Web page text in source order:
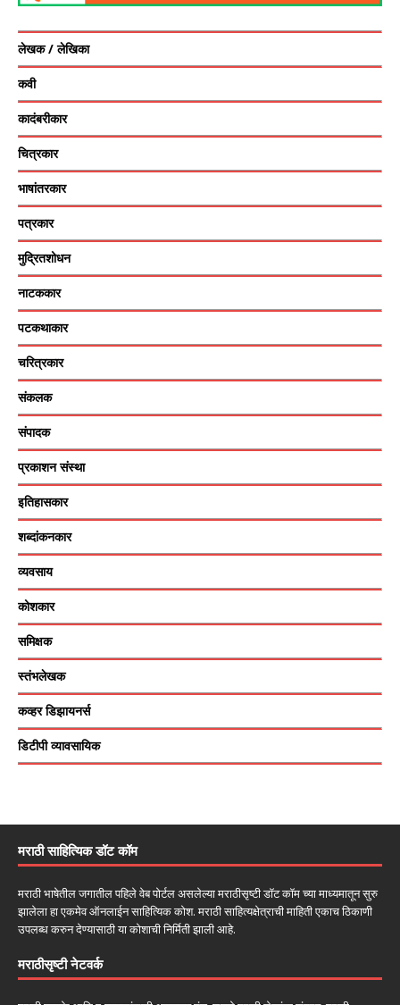
लेखक / लेखिका
कवी
कादंबरीकार
चित्रकार
भाषांतरकार
पत्रकार
मुद्रितशोधन
नाटककार
पटकथाकार
चरित्रकार
संकलक
संपादक
प्रकाशन संस्था
इतिहासकार
शब्दांकनकार
व्यवसाय
कोशकार
समिक्षक
स्तंभलेखक
कव्हर डिझायनर्स
डिटीपी व्यावसायिक
मराठी साहित्यिक डॉट कॉम
मराठी भाषेतील जगातील पहिले वेब पोर्टल असलेल्या मराठीसृष्टी डॉट कॉम च्या माध्यमातून सुरु
झालेला हा एकमेव ऑनलाईन साहित्यिक कोश. मराठी साहित्यक्षेत्राची माहिती एकाच ठिकाणी
उपलब्ध करुन देण्यासाठी या कोशाची निर्मिती झाली आहे.
मराठीसृष्टी नेटवर्क